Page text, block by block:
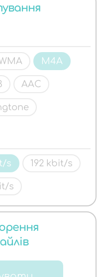
M4A
AAC
s 192 kbit/s
s